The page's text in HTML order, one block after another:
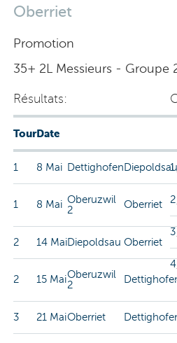
Oberriet
Promotion
35+ 2L Messieurs - Groupe
Résultats:
TourDate
1 8 Mai DettighofenDiepoldsau
1 8 Mai Oberuzwil
2
Oberriet
2 14 MaiDiepoldsau Oberriet
2 15 MaiOberuzwil
2
3 21 MaiOberriet
1
2
3
4